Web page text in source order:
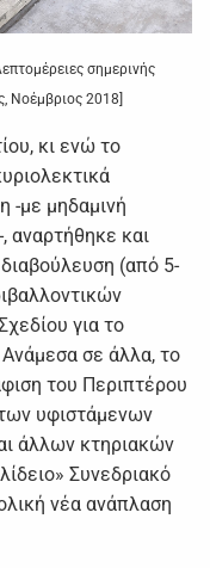
σημερινής
Νοέμβριος 2018]
κι ενώ το
-με μηδαμινή
-, αναρτήθηκε και
(από 5-
για το
σε άλλα, το
του Περιπτέρου
υφιστάμενων
άλλων κτηριακών
Συνεδριακό
νέα ανάπλαση